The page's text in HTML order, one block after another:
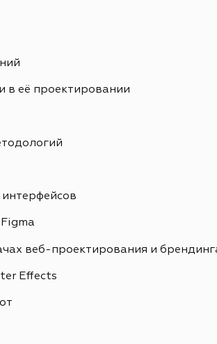
в её проектировании
веб-проектирования и
Effects